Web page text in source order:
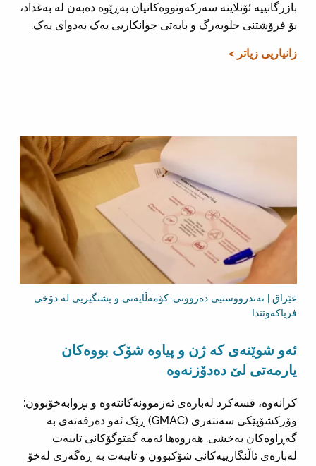
بازرگانییە ئۆنلاینە سەرکەوتووەکانیان بەڕێوە دەبەن لە بەغداد،
بۆ فرۆشتنی جلوبەرگ و بابەتی جوانکاریی یەک بەدوای یەک.
زانیاریی زیاتر >
عێراق | تەندرووستیی دەروونی-کۆمەڵایەتی و پشتگیریی لە دۆخی
فریاکەوتندا
ئەو شوێنەی کە ژن و پیاوە شۆک بووەکان
یارمەتی لێ دەدۆزنەوە
کرانەوە، قسەکرد لەبارەی ئەزموونەکانتەوە و بڕوابەخۆبوون:
وۆرکشۆپێکی سەنتەری (GMAC) ڕێک ئەو دەرفەتەی بە
گەڕاوەکان بەخشی. هەروەها ئەمە گفتوگۆکانی تایبەت
لەبارەی ئاڵنگارییەکانی شۆکبوون و تایبەت بە ڕەگەزی لەخۆ